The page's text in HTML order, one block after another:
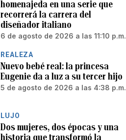
homenajeda en una serie que
recorrerá la carrera del
diseñador italiano
6 de agosto de 2026 a las 11:10 p.m.
REALEZA
Nuevo bebé real: la princesa
Eugenie da a luz a su tercer hijo
5 de agosto de 2026 a las 4:38 p.m.
LUJO
Dos mujeres, dos épocas y una
historia que transformó la